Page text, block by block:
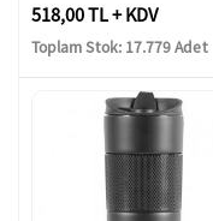
518,00 TL + KDV
Toplam Stok: 17.779 Adet